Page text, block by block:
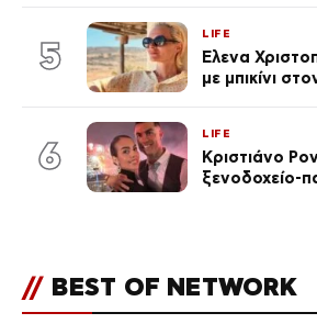
του Θεού»
5
LIFE
Έλενα
με μπικίνι
καθεμία…»
6
LIFE
Κριστιάνο
ξενοδοχείο-
// BEST OF NETWORK